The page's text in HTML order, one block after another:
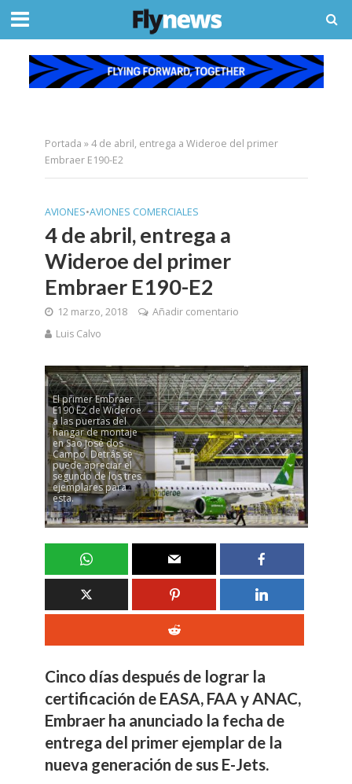
Portada »4 de abril, entrega a Wideroe del primer
Embraer E190-E2
AVIONES•AVIONES COMERCIALES
4 de abril, entrega a
Wideroe del primer
Embraer E190-E2
12 marzo, 2018
Añadir comentario
Luis Calvo
El primer Embraer
E190 E2 de Wideroe
a las puertas del
hangar de montaje
en Sao José dos
Campo. Detrás se
puede apreciar el
segundo de los tres
ejemplares para
esta.
Cinco días después de lograr la
certificación de EASA, FAA y ANAC,
Embraer ha anunciado la fecha de
entrega del primer ejemplar de la
nueva generación de sus E-Jets.